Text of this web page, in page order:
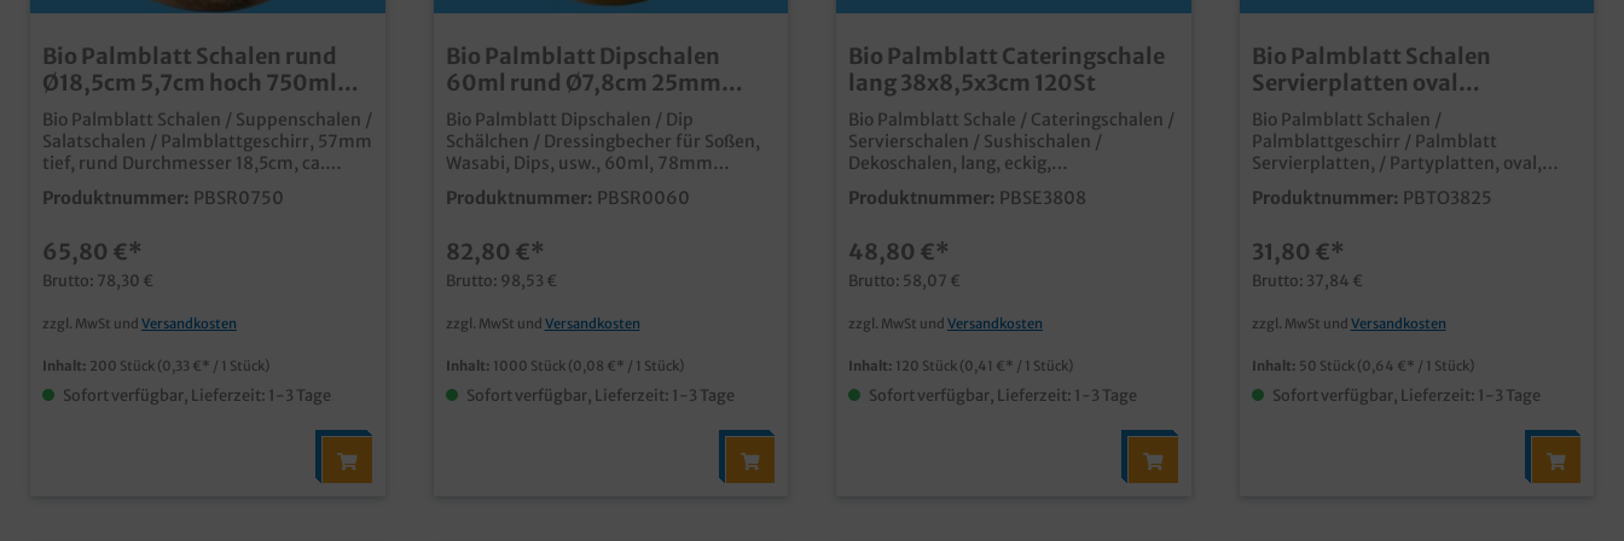
Bio Palmblatt Schalen rund
Ø18,5cm 5,7cm hoch 750ml
200St
Bio Palmblatt Schalen / Suppenschalen /
Salatschalen / Palmblattgeschirr, 57mm
tief, rund Durchmesser 18,5cm, ca.
750ml (randvoll), 200 Stück im Karton
qualitative und
Suppenschale oder Salatschüssel aus
unbeschichtetem Palmblattmaterial
typische und dekorative Blattmaserung
biologisch abbaubar (DIN13432) fett-
und feuchtigkeitsresistent ca. 30min
vor Verzehr individuelle Prägung oder
Produktnummer: PBSR0750
65,80 €*
Brutto: 78,30 €
zzgl. MwSt und Versandkosten
Inhalt: 200 Stück (0,33 €* / 1 Stück)
Sofort verfügbar, Lieferzeit: 1-3 Tage
Bio Palmblatt Dipschalen
60ml rund Ø7,8cm 25mm
hoch 1000St
Bio Palmblatt Dipschalen / Dip
Schälchen / Dressingbecher für Soßen,
Wasabi, Dips, usw., 60ml, 78mm
Durchmesser, 25mm hoch, 1000 Stück
im Karton qualitative und
Soßen, Dips, Wasabi und Dressings aus
unbeschichtetem Palmblattmaterial
typische und dekorative Blattmaserung
biologisch abbaubar (DIN13432) fett-
und feuchtigkeitsresistent individuelle
Prägung oder Form möglich
Produktnummer: PBSR0060
82,80 €*
Brutto: 98,53 €
zzgl. MwSt und Versandkosten
Inhalt: 1000 Stück (0,08 €* / 1 Stück)
Sofort verfügbar, Lieferzeit: 1-3 Tage
Bio Palmblatt Cateringschale
lang 38x8,5x3cm 120St
Bio Palmblatt Schale / Cateringschalen /
Servierschalen / Sushischalen /
Dekoschalen, lang, eckig,
38x8,5x3cmcm, 120 Stück im Karton
qualitative und stylische Palmblatt
Desserts, Shots, Fingerfood und Snacks
in Bar oder Cateringauch als
formschöne Sushischale verwendbar
aus unbeschichtetem
Palmblattmaterial typische und
dekorative Blattmaserung biologisch
abbaubar (DIN13432) fett- und
feuchtigkeitsresistent bis ca. 30min vor
Produktnummer: PBSE3808
48,80 €*
Brutto: 58,07 €
zzgl. MwSt und Versandkosten
Inhalt: 120 Stück (0,41 €* / 1 Stück)
Sofort verfügbar, Lieferzeit: 1-3 Tage
Bio Palmblatt Schalen
Servierplatten oval
38x25,5x2,5cm 50St
Bio Palmblatt Schalen /
Palmblattgeschirr / Palmblatt
Servierplatten, / Partyplatten, oval,
38x25,5x2,5cm 50St qualitative und
stylische Palmblatt Schalen ideal für
Partyservice und Catering. aus
unbeschichtetem Palmblattmaterial
typische und dekorative Blattmaserung
biologisch abbaubar (DIN13432) fett-
und feuchtigkeitsresistent bis ca.
30min vor Verzehr individuelle Prägung
oder Form möglich
Produktnummer: PBTO3825
31,80 €*
Brutto: 37,84 €
zzgl. MwSt und Versandkosten
Inhalt: 50 Stück (0,64 €* / 1 Stück)
Sofort verfügbar, Lieferzeit: 1-3 Tage